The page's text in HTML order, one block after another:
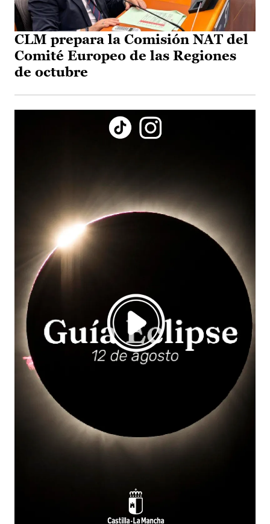
CLM prepara la Comisión NAT del
Comité Europeo de las Regiones
de octubre